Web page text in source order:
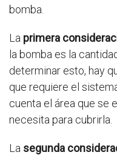
bomba.
La primera
la bomba es la
determinar esto, hay
que requiere el
cuenta el área que se
necesita para cubrirla.
La segunda